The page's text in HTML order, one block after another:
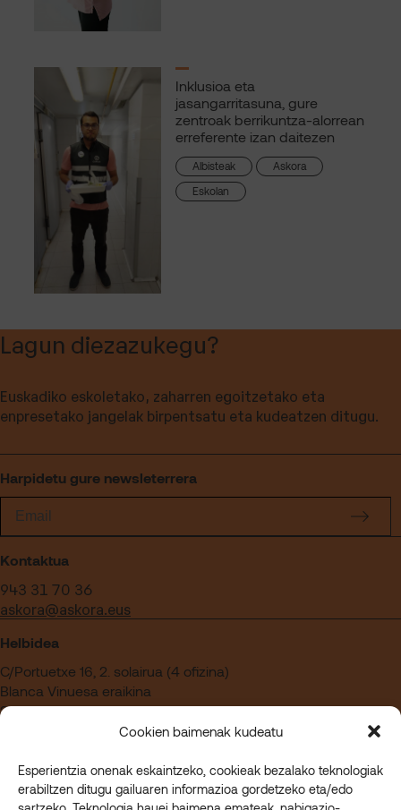
Cookien baimenak kudeatu
Esperientzia onenak eskaintzeko, cookieak bezalako teknologiak
erabiltzen ditugu gailuaren informazioa gordetzeko eta/edo
Inklusioa eta
jasangarritasuna, gure
zentroak berrikuntza-alorrean
erreferente izan daitezen
Albisteak
Askora
Eskolan
Lagun diezazukegu?
Euskadiko eskoletako, zaharren egoitzetako eta
enpresetako jangelak birpentsatu eta kudeatzen ditugu.
Harpidetu gure newsleterrera
Kontaktua
943 31 70 36
askora@askora.eus
Helbidea
C/Portuetxe 16, 2. solairua (4 ofizina)
Blanca Vinuesa eraikina
20018 Donostia – Gipuzkoa
Askoran lan egin nahi duzu?
Sartu gure enplegu gunera